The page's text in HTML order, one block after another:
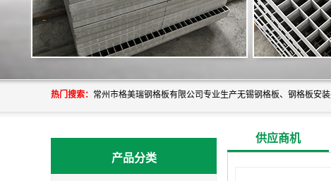
热门搜索：
产品分类
供应商机